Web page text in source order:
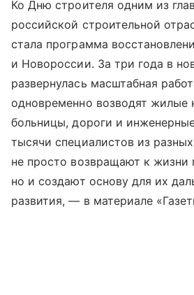
Ко Дню строителя одним из
российской строительной
стала программа
и Новороссии. За три года в
развернулась масштабная
одновременно возводят жилые
больницы, дороги и
тысячи специалистов из
не просто возвращают к жизни
но и создают основу для их
развития, — в материале